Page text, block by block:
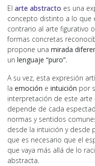
El arte abstracto es una
concepto distinto a lo que
contrario al arte figurativo
formas concretas
propone una mirada
un lenguaje “puro”.
A su vez, esta expresión
la emoción e intuición por
interpretación de este arte
depende de cada
normas y sentidos
desde la intuición y desde
que es necesario que el
que vaya más allá de lo
abstracta.